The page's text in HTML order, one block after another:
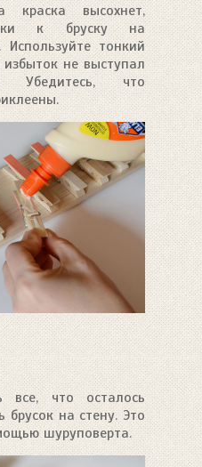
краска высохнет,
к бруску на
тонкий
не выступал
Убедитесь, что
все, что осталось
брусок на стену. Это
шуруповерта.